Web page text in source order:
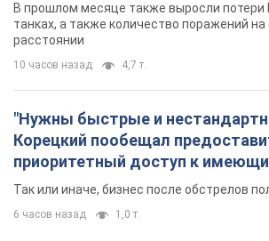
В прошлом месяце также выросли потери
танках, а также количество поражений
расстоянии
10 часов назад 4,7 т.
"Нужны быстрые и
Корецкий пообещал
приоритетный доступ к
складским помещениям
Так или иначе, бизнес после обстрелов
6 часов назад 1,0 т.